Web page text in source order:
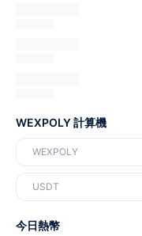
WEXPOLY 計算機
WEXPOLY
USDT
今日熱幣